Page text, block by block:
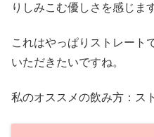
りしみこむ優しさを感じま
これはやっぱりストレート
いただきたいですね。
私のオススメの飲み方：ス